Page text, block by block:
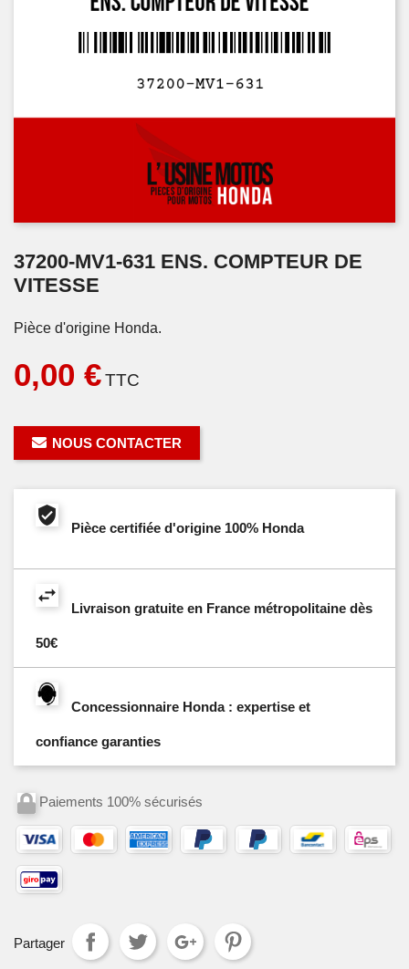
37200-MV1-631 ENS. COMPTEUR DE
VITESSE
Pièce d'origine Honda.
0,00 €TTC
NOUS CONTACTER
Pièce certifiée d'origine 100% Honda
Livraison gratuite en France métropolitaine dès
50€
Concessionnaire Honda : expertise et
confiance garanties
Paiements 100% sécurisés
Partager